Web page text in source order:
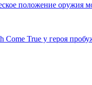
положение оружия
Come True у героя